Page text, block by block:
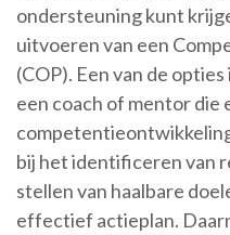
ondersteuning kunt
uitvoeren van een
(COP). Een van de
een coach of mentor die
bij het identificeren van
stellen van haalbare
effectief actieplan.